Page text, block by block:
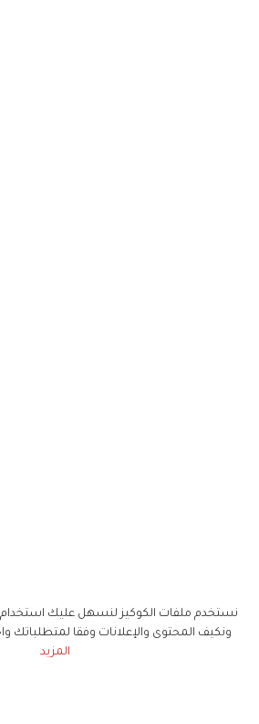
نستخدم ملفات الكوكيز لنسهل عليك استخدام
ونكيف المحتوى والإعلانات وفقا لمتطلباتك
المزيد